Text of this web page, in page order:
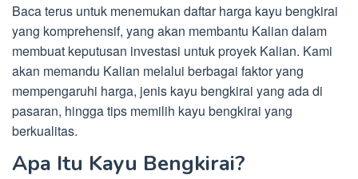
Baca terus untuk menemukan daftar harga kayu bengkirai
yang komprehensif, yang akan membantu Kalian dalam
membuat keputusan investasi untuk proyek Kalian. Kami
akan memandu Kalian melalui berbagai faktor yang
mempengaruhi harga, jenis kayu bengkirai yang ada di
pasaran, hingga tips memilih kayu bengkirai yang
berkualitas.
Apa Itu Kayu Bengkirai?